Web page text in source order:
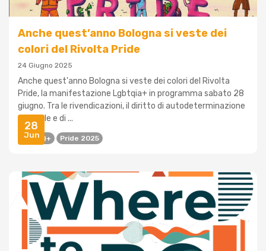
28
Jun
Anche quest’anno Bologna si veste dei
colori del Rivolta Pride
24 Giugno 2025
Anche quest'anno Bologna si veste dei colori del Rivolta
Pride, la manifestazione Lgbtqia+ in programma sabato 28
giugno. Tra le rivendicazioni, il diritto di autodeterminazione
sessuale e di ...
LGBTQ+ Pride 2025